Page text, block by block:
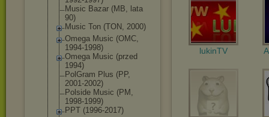
Music Bazar (MB, lata
90)
Music Ton (TON, 2000)
Omega Music (OMC,
1994-1998)
Omega Music (przed
1994)
PolGram Plus (PP,
2001-2002)
Polside Music (PM,
1998-1999)
PPT (1996-2017)
lukinTV